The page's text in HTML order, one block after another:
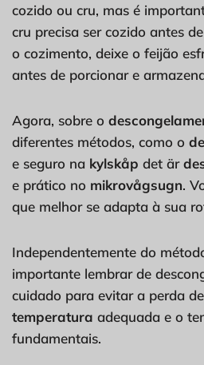
cozido ou cru, mas é
cru precisa ser cozido antes
o cozimento, deixe o feijão
antes de porcionar e
Agora, sobre o
diferentes métodos, como o
e seguro na kylskåp det är
e prático no mikrovågsugn.
que melhor se adapta à sua
Independentemente do
importante lembrar de
cuidado para evitar a perda
temperatura adequada e o
fundamentais.